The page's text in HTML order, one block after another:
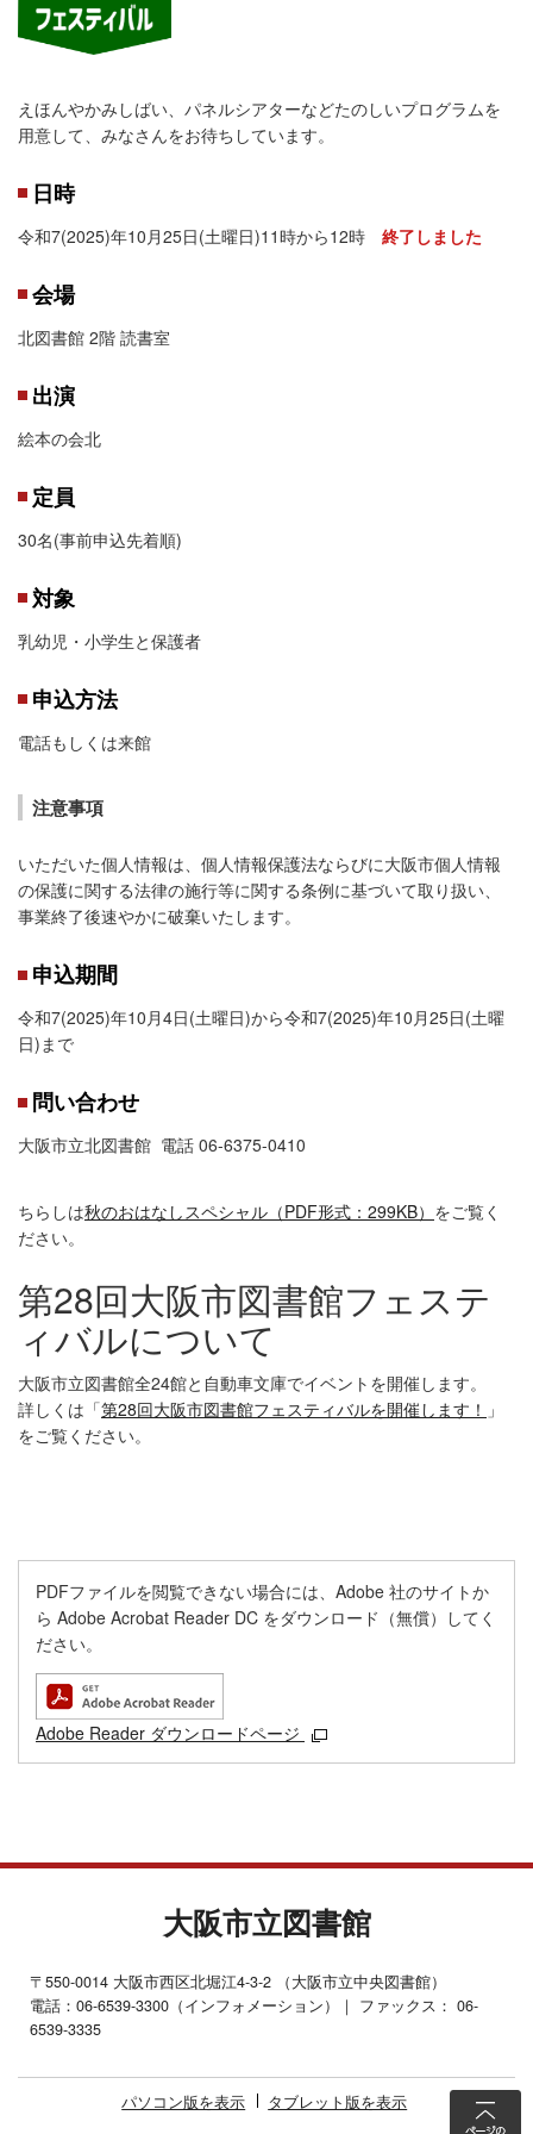
えほんやかみしばい、パネルシアターなどたのしいプログラムを
用意して、みなさんをお待ちしています。
日時
令和7(2025)年10月25日(土曜日)11時から12時 終了しました
会場
北図書館 2階 読書室
出演
絵本の会北
定員
30名(事前申込先着順)
対象
乳幼児・小学生と保護者
申込方法
電話もしくは来館
注意事項
いただいた個人情報は、個人情報保護法ならびに大阪市個人情報
の保護に関する法律の施行等に関する条例に基づいて取り扱い、
事業終了後速やかに破棄いたします。
申込期間
令和7(2025)年10月4日(土曜日)から令和7(2025)年10月25日(土曜
日)まで
問い合わせ
大阪市立北図書館 電話 06-6375-0410
ちらしは秋のおはなしスペシャル（PDF形式：299KB） をご覧く
ださい。
第28回大阪市図書館フェステ
ィバルについて
大阪市立図書館全24館と自動車文庫でイベントを開催します。
詳しくは「第28回大阪市図書館フェスティバルを開催します！ 」
をご覧ください。
PDFファイルを閲覧できない場合には、Adobe 社のサイトか
ら Adobe Acrobat Reader DC をダウンロード（無償）してく
ださい。
Adobe Reader ダウンロードページ
大阪市立図書館
〒550-0014 大阪市西区北堀江4-3-2 （大阪市立中央図書館）
電話：06-6539-3300（インフォメーション）｜ ファックス： 06-
6539-3335
パソコン版を表示 タブレット版を表示